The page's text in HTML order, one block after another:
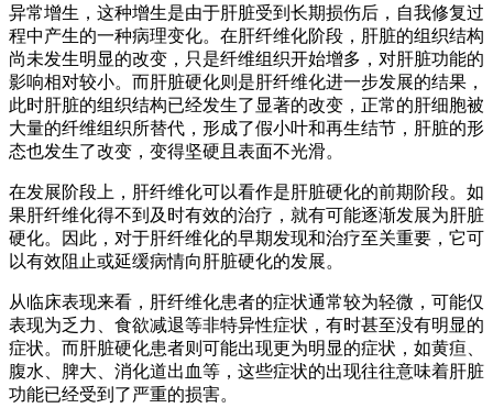
异常增生，这种增生是由于肝脏受到长期损伤后，自我修复过
程中产生的一种病理变化。在肝纤维化阶段，肝脏的组织结构
尚未发生明显的改变，只是纤维组织开始增多，对肝脏功能的
影响相对较小。而肝脏硬化则是肝纤维化进一步发展的结果，
此时肝脏的组织结构已经发生了显著的改变，正常的肝细胞被
大量的纤维组织所替代，形成了假小叶和再生结节，肝脏的形
态也发生了改变，变得坚硬且表面不光滑。
在发展阶段上，肝纤维化可以看作是肝脏硬化的前期阶段。如
果肝纤维化得不到及时有效的治疗，就有可能逐渐发展为肝脏
硬化。因此，对于肝纤维化的早期发现和治疗至关重要，它可
以有效阻止或延缓病情向肝脏硬化的发展。
从临床表现来看，肝纤维化患者的症状通常较为轻微，可能仅
表现为乏力、食欲减退等非特异性症状，有时甚至没有明显的
症状。而肝脏硬化患者则可能出现更为明显的症状，如黄疸、
腹水、脾大、消化道出血等，这些症状的出现往往意味着肝脏
功能已经受到了严重的损害。